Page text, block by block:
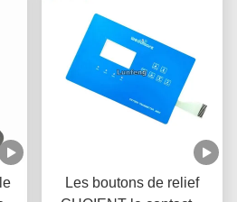
Les boutons de relief